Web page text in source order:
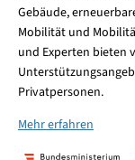
Gebäude,
Mobilität und
und Experten bieten
Privatpersonen.
Mehr erfahren